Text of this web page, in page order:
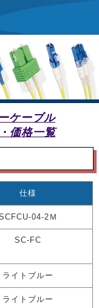
ケーブル
価格一覧
仕様
04-2Ｍ
SC-FC
ライトブルー
ライトブルー